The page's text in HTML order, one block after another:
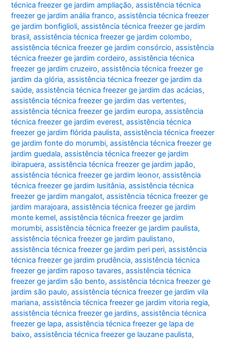
técnica freezer ge jardim ampliação,assistência técnica
freezer ge jardim anália franco,assistência técnica freezer
ge jardim bonfiglioli,assistência técnica freezer ge jardim
brasil,assistência técnica freezer ge jardim colombo,
assistência técnica freezer ge jardim consórcio,assistência
técnica freezer ge jardim cordeiro,assistência técnica
freezer ge jardim cruzeiro,assistência técnica freezer ge
jardim da glória,assistência técnica freezer ge jardim da
saúde,assistência técnica freezer ge jardim das acácias,
assistência técnica freezer ge jardim das vertentes,
assistência técnica freezer ge jardim europa,assistência
técnica freezer ge jardim everest,assistência técnica
freezer ge jardim flórida paulista,assistência técnica freezer
ge jardim fonte do morumbi,assistência técnica freezer ge
jardim guedala,assistência técnica freezer ge jardim
ibirapuera,assistência técnica freezer ge jardim japão,
assistência técnica freezer ge jardim leonor,assistência
técnica freezer ge jardim lusitânia,assistência técnica
freezer ge jardim mangalot,assistência técnica freezer ge
jardim marajoara,assistência técnica freezer ge jardim
monte kemel,assistência técnica freezer ge jardim
morumbi,assistência técnica freezer ge jardim paulista,
assistência técnica freezer ge jardim paulistano,
assistência técnica freezer ge jardim peri peri,assistência
técnica freezer ge jardim prudência,assistência técnica
freezer ge jardim raposo tavares,assistência técnica
freezer ge jardim são bento,assistência técnica freezer ge
jardim são paulo,assistência técnica freezer ge jardim vila
mariana,assistência técnica freezer ge jardim vitoria regia,
assistência técnica freezer ge jardins,assistência técnica
freezer ge lapa,assistência técnica freezer ge lapa de
baixo,assistência técnica freezer ge lauzane paulista,